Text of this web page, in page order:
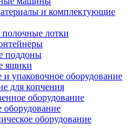
и комплектующие
лотки
поддоны
ящики
и упаковочное оборудование
для копчения
оборудование
оборудование
оборудование